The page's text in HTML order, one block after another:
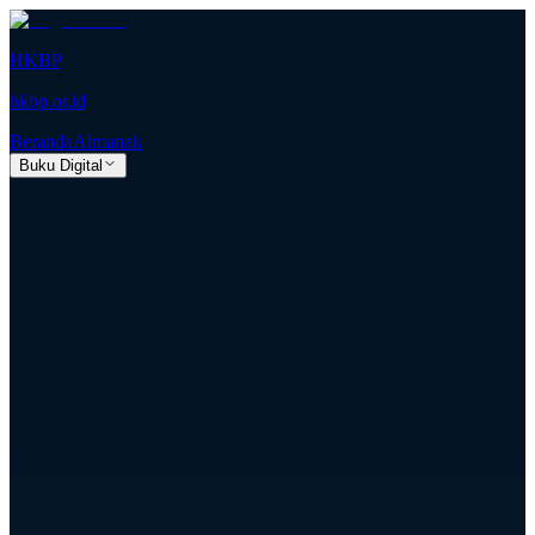
HKBP
hkbp.or.id
BerandaAlmanak
Buku Digital